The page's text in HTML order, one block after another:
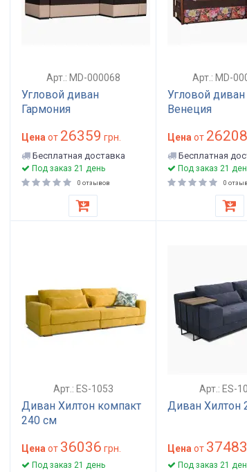
Арт.: MD-000068
Угловой диван
Гармония
Цена от 26359 грн.
Бесплатная доставка
Под заказ 21 день
0 отзывов
Арт.: MD-
Угловой диван
Венеция
Цена от 26208
Бесплатная
Под заказ 21
0
Арт.: ES-1053
Диван Хилтон компакт
240 см
Цена от 36036 грн.
Под заказ 21 день
Арт.: ES-
Диван Хилтон
Цена от 37483
Под заказ 21